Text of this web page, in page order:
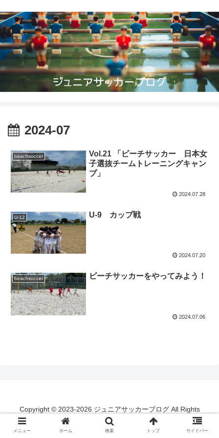
2024-07
beachsoccer
Vol.21 「ビーチサッカー 日本女
子選抜チームトレーニングキャン
プ」
2024.07.28
U-12 U-9 カップ戦
2024.07.20
beachsoccer ビーチサッカーをやってみよう！
2024.07.06
Copyright © 2023-2026 ジュニアサッカーブログ All Rights
Reserved.
メニュー ホーム 検索 トップ サイドバー